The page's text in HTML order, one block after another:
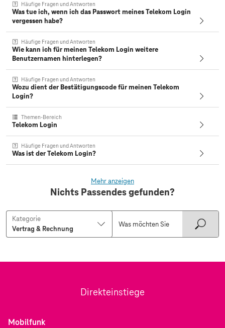
Häufige Fragen und Antworten
Was tue ich, wenn ich das Passwort meines Telekom Login
vergessen habe?
Häufige Fragen und Antworten
Wie kann ich für meinen Telekom Login weitere
Benutzernamen hinterlegen?
Häufige Fragen und Antworten
Wozu dient der Bestätigungscode für meinen Telekom
Login?
Themen-Bereich
Telekom Login
Häufige Fragen und Antworten
Was ist der Telekom Login?
Mehr anzeigen
Nichts Passendes gefunden?
Kategorie
Direkteinstiege
Mobilfunk